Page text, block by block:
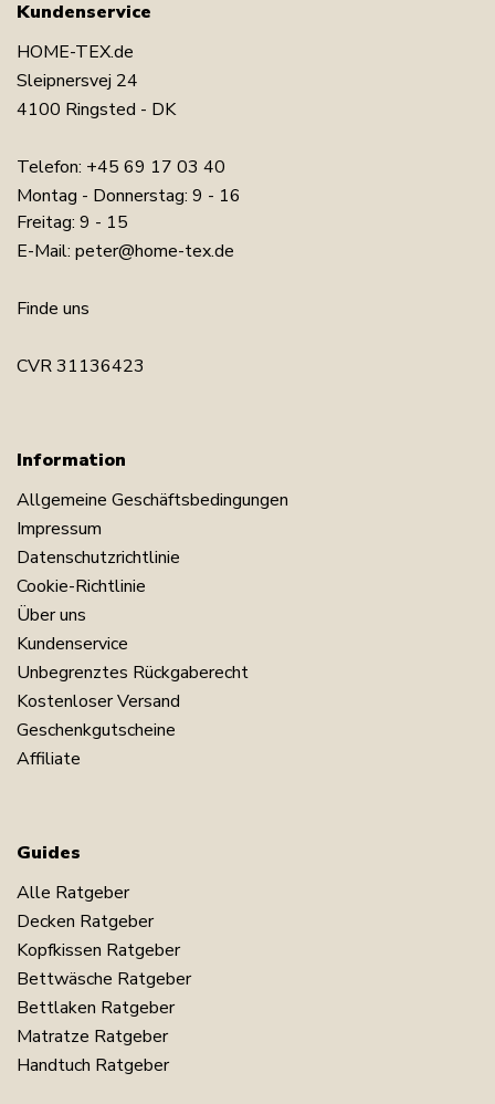
Kundenservice
HOME-TEX.de
Sleipnersvej 24
4100 Ringsted - DK
Telefon: +45 69 17 03 40
Montag - Donnerstag: 9 - 16
Freitag: 9 - 15
E-Mail: peter@home-tex.de
Finde uns
CVR 31136423
Information
Allgemeine Geschäftsbedingungen
Impressum
Datenschutzrichtlinie
Cookie-Richtlinie
Über uns
Kundenservice
Unbegrenztes Rückgaberecht
Kostenloser Versand
Geschenkgutscheine
Affiliate
Guides
Alle Ratgeber
Decken Ratgeber
Kopfkissen Ratgeber
Bettwäsche Ratgeber
Bettlaken Ratgeber
Matratze Ratgeber
Handtuch Ratgeber